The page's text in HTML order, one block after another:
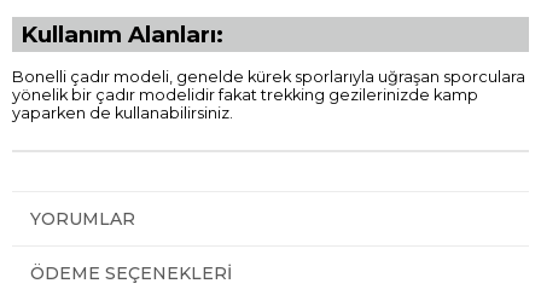
Kullanım Alanları:
Bonelli çadır modeli, genelde kürek sporlarıyla uğraşan sporculara
yönelik bir çadır modelidir fakat trekking gezilerinizde kamp
yaparken de kullanabilirsiniz.
YORUMLAR
ÖDEME SEÇENEKLERI